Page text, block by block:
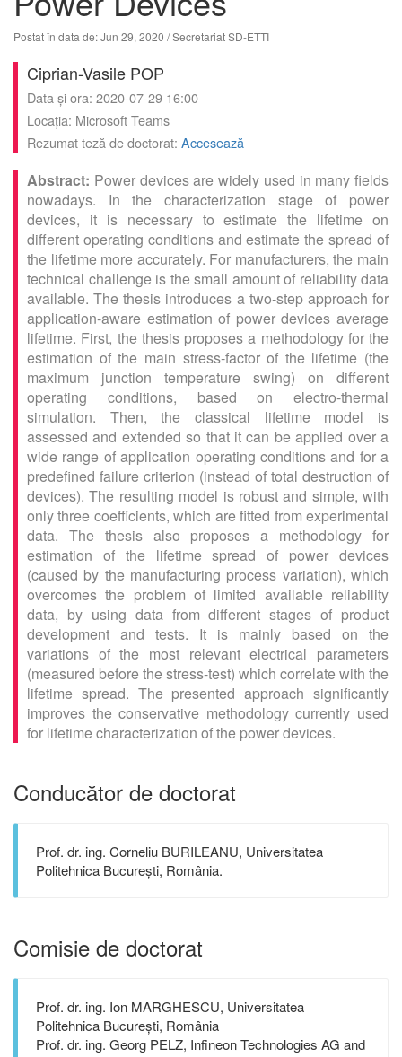
Postat în data de: Jun 29, 2020 / Secretariat SD-ETTI
Ciprian-Vasile POP
Data și ora: 2020-07-29 16:00
Locația: Microsoft Teams
Rezumat teză de doctorat: Accesează
Power devices are widely used in many fields
nowadays. In the characterization stage of power
devices, it is necessary to estimate the lifetime on
different operating conditions and estimate the spread of
the lifetime more accurately. For manufacturers, the main
technical challenge is the small amount of reliability data
available. The thesis introduces a two-step approach for
application-aware estimation of power devices average
lifetime. First, the thesis proposes a methodology for the
estimation of the main stress-factor of the lifetime (the
maximum junction temperature swing) on different
operating conditions, based on electro-thermal
simulation. Then, the classical lifetime model is
assessed and extended so that it can be applied over a
wide range of application operating conditions and for a
predefined failure criterion (instead of total destruction of
devices). The resulting model is robust and simple, with
only three coefficients, which are fitted from experimental
data. The thesis also proposes a methodology for
estimation of the lifetime spread of power devices
(caused by the manufacturing process variation), which
overcomes the problem of limited available reliability
data, by using data from different stages of product
development and tests. It is mainly based on the
variations of the most relevant electrical parameters
(measured before the stress-test) which correlate with the
lifetime spread. The presented approach significantly
improves the conservative methodology currently used
for lifetime characterization of the power devices.
Conducător de doctorat
Prof. dr. ing. Corneliu BURILEANU, Universitatea
Politehnica București, România.
Comisie de doctorat
Prof. dr. ing. Ion MARGHESCU, Universitatea
Politehnica București, România
Prof. dr. ing. Georg PELZ, Infineon Technologies AG and